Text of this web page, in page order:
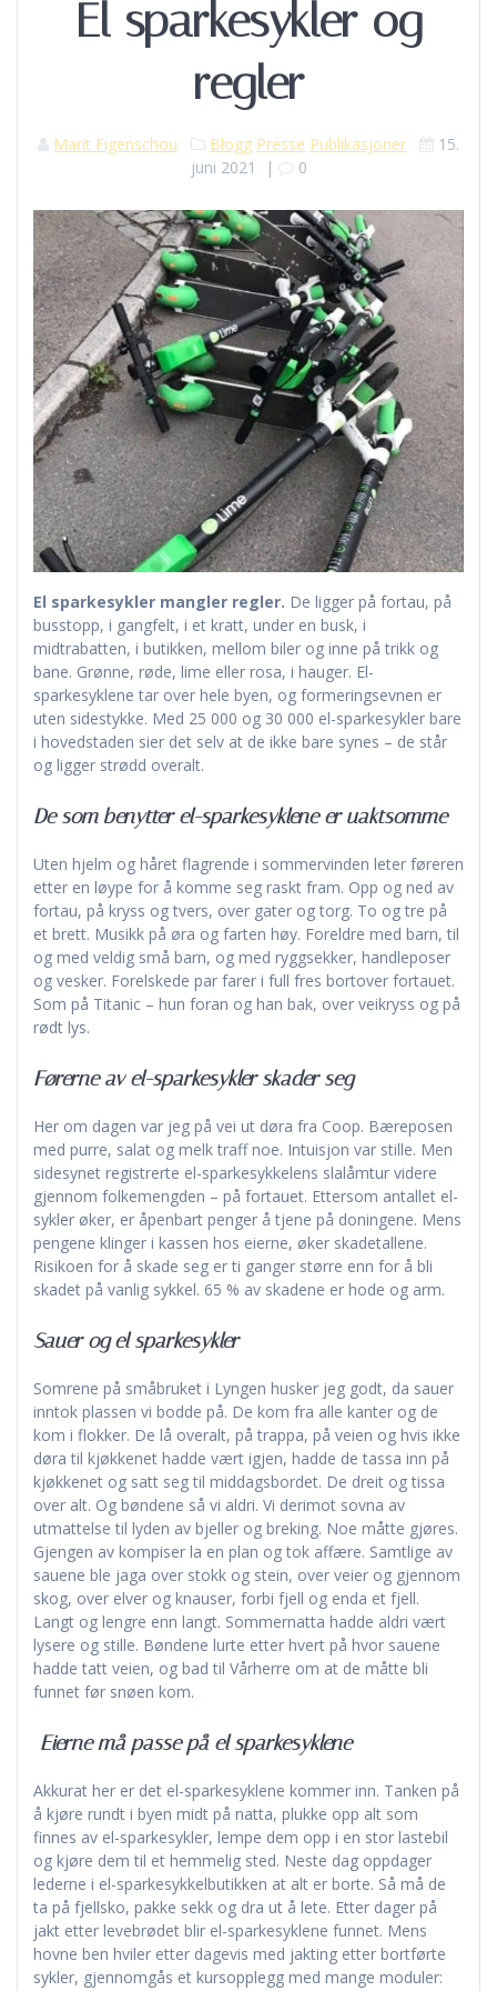
El sparkesykler og
regler
Marit Figenschou Blogg Presse Publikasjoner
15.
juni 2021
| 0
El sparkesykler mangler regler. De ligger på fortau, på
busstopp, i gangfelt, i et kratt, under en busk, i
midtrabatten, i butikken, mellom biler og inne på trikk og
bane. Grønne, røde, lime eller rosa, i hauger. El-
sparkesyklene tar over hele byen, og formeringsevnen er
uten sidestykke. Med 25 000 og 30 000 el-sparkesykler bare
i hovedstaden sier det selv at de ikke bare synes – de står
og ligger strødd overalt.
De som benytter el-sparkesyklene er uaktsomme
Uten hjelm og håret flagrende i sommervinden leter føreren
etter en løype for å komme seg raskt fram. Opp og ned av
fortau, på kryss og tvers, over gater og torg. To og tre på
et brett. Musikk på øra og farten høy. Foreldre med barn, til
og med veldig små barn, og med ryggsekker, handleposer
og vesker. Forelskede par farer i full fres bortover fortauet.
Som på Titanic – hun foran og han bak, over veikryss og på
rødt lys.
Førerne av el-sparkesykler skader seg
Her om dagen var jeg på vei ut døra fra Coop. Bæreposen
med purre, salat og melk traff noe. Intuisjon var stille. Men
sidesynet registrerte el-sparkesykkelens slalåmtur videre
gjennom folkemengden – på fortauet. Ettersom antallet el-
sykler øker, er åpenbart penger å tjene på doningene. Mens
pengene klinger i kassen hos eierne, øker skadetallene.
Risikoen for å skade seg er ti ganger større enn for å bli
skadet på vanlig sykkel. 65 % av skadene er hode og arm.
Sauer og el sparkesykler
Somrene på småbruket i Lyngen husker jeg godt, da sauer
inntok plassen vi bodde på. De kom fra alle kanter og de
kom i flokker. De lå overalt, på trappa, på veien og hvis ikke
døra til kjøkkenet hadde vært igjen, hadde de tassa inn på
kjøkkenet og satt seg til middagsbordet. De dreit og tissa
over alt. Og bøndene så vi aldri. Vi derimot sovna av
utmattelse til lyden av bjeller og breking. Noe måtte gjøres.
Gjengen av kompiser la en plan og tok affære. Samtlige av
sauene ble jaga over stokk og stein, over veier og gjennom
skog, over elver og knauser, forbi fjell og enda et fjell.
Langt og lengre enn langt. Sommernatta hadde aldri vært
lysere og stille. Bøndene lurte etter hvert på hvor sauene
hadde tatt veien, og bad til Vårherre om at de måtte bli
funnet før snøen kom.
Eierne må passe på el sparkesyklene
Akkurat her er det el-sparkesyklene kommer inn. Tanken på
å kjøre rundt i byen midt på natta, plukke opp alt som
finnes av el-sparkesykler, lempe dem opp i en stor lastebil
og kjøre dem til et hemmelig sted. Neste dag oppdager
lederne i el-sparkesykkelbutikken at alt er borte. Så må de
ta på fjellsko, pakke sekk og dra ut å lete. Etter dager på
jakt etter levebrødet blir el-sparkesyklene funnet. Mens
hovne ben hviler etter dagevis med jakting etter bortførte
sykler, gjennomgås et kursopplegg med mange moduler: